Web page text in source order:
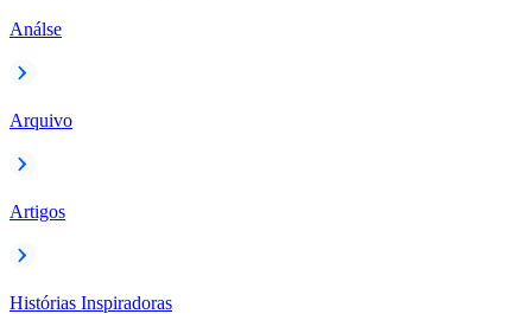
Análse
Arquivo
Artigos
Histórias Inspiradoras